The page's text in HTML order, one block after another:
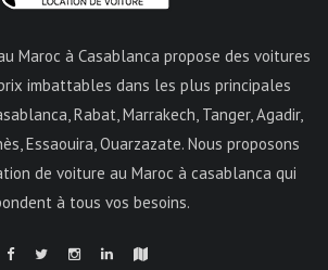
Maroc à Casablanca propose des voitures
imbattables dans les plus principales
Rabat, Marrakech, Tanger, Agadir,
Essaouira, Ouarzazate. Nous proposons
de voiture au Maroc à casablanca qui
à tous vos besoins.